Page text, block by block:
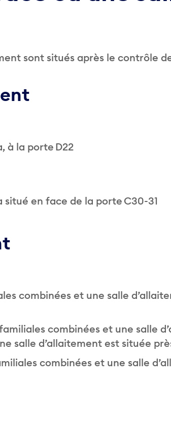
sont situés après le contrôle
à la porte D22
situé en face de la porte C30-31
combinées et une salle
combinées et une salle
salle d’allaitement est située
combinées et une salle